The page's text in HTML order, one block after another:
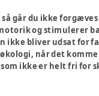
går du ikke
og stimulerer
bliver udsat for
når det
ikke er helt fri for